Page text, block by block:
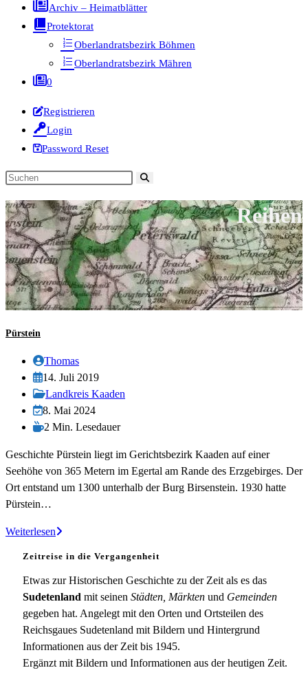
Archiv – Heimatblätter
Protektorat
Oberlandratsbezirk Böhmen
Oberlandratsbezirk Mähren
0
Registrieren
Login
Password Reset
Diese
durchsuchen
Reihen
Pürstein
Beitrags-
Autor:
Thomas
Beitrag
veröffentlicht:
14. Juli 2019
Beitrags-
Kategorie:
Landkreis Kaaden
Beitrag
zuletzt
am:
8. Mai 2024
Lesedauer:
2 Min. Lesedauer
Geschichte Pürstein liegt im Gerichtsbezirk Kaaden auf einer
Seehöhe von 365 Metern im Egertal am Rande des Erzgebirges. Der
Ort entstand um 1300 unterhalb der Burg Birsenstein. 1930 hatte
Pürstein…
WeiterlesenPürstein
Zeitreise in die Vergangenheit
Etwas zur Historischen Geschichte zu der Zeit als es das
Sudetenland mit seinen Städten, Märkten und Gemeinden
gegeben hat. Angelegt mit den Orten und Ortsteilen des
Reichsgaues Sudetenland mit Bildern und Hintergrund
Informationen aus der Zeit bis 1945.
Ergänzt mit Bildern und Informationen aus der heutigen Zeit.